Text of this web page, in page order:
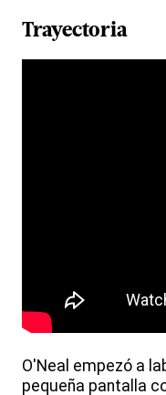
Trayectoria
O'Neal empezó a
pequeña pantalla